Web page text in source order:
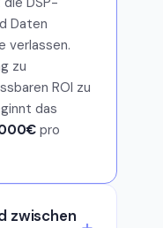
Daten
verlassen.
zu
ROI zu
das
pro
zwischen